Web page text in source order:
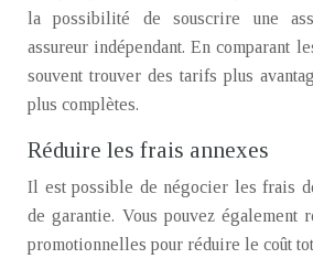
la possibilité de souscrire une
assureur indépendant. En comparant
souvent trouver des tarifs plus
plus complètes.
Réduire les frais annexes
Il est possible de négocier les frais
de garantie. Vous pouvez également
promotionnelles pour réduire le coût